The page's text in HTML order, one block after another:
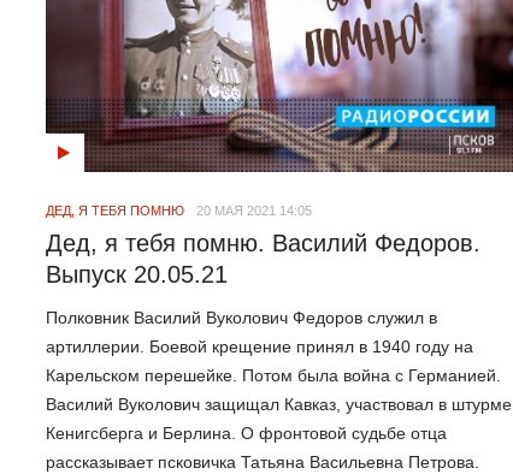
ДЕД, Я ТЕБЯ ПОМНЮ 20 МАЯ 2021 14:05
Дед, я тебя помню. Василий Федоров.
Выпуск 20.05.21
Полковник Василий Вуколович Федоров служил в
артиллерии. Боевой крещение принял в 1940 году на
Карельском перешейке. Потом была война с Германией.
Василий Вуколович защищал Кавказ, участвовал в штурме
Кенигсберга и Берлина. О фронтовой судьбе отца
рассказывает псковичка Татьяна Васильевна Петрова.